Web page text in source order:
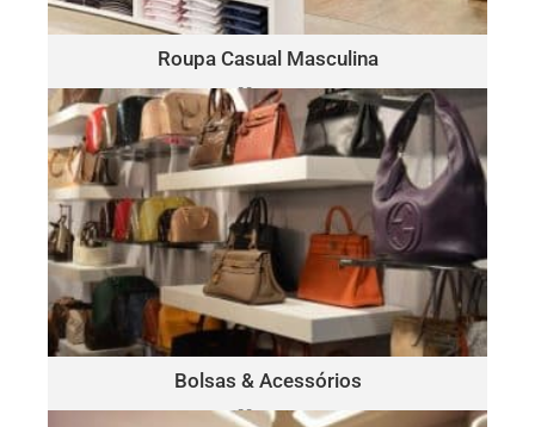
Roupa Casual Masculina
30 peças
somente $15.00 por peça
Clique Aqui
Bolsas & Acessórios
30 peças
BOLSAS & ACESSÓRIOS
Este lote pode incluir uma variedade de marcas, como:
Michael Kors, Coach, Ralph Lauren, Vince Camuto, Tommy
Hilfiger, Calvin Klein, DKNY, Marc Jacobs, Kate Spade, Tory
Burch, Guess e mais.
Clique Aqui